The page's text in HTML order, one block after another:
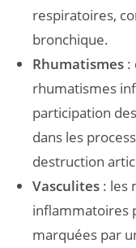
respiratoires,
bronchique.
Rhumatismes :
rhumatismes
participation
dans les
destruction
Vasculites : les
inflammatoires
marquées par